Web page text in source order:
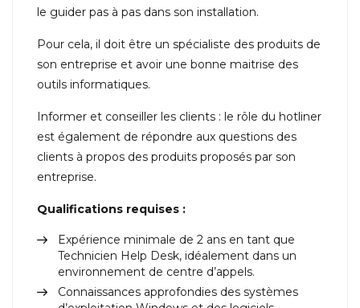
le guider pas à pas dans son installation.
Pour cela, il doit être un spécialiste des produits de
son entreprise et avoir une bonne maitrise des
outils informatiques.
Informer et conseiller les clients : le rôle du hotliner
est également de répondre aux questions des
clients à propos des produits proposés par son
entreprise.
Qualifications requises :
Expérience minimale de 2 ans en tant que
Technicien Help Desk, idéalement dans un
environnement de centre d’appels.
Connaissances approfondies des systèmes